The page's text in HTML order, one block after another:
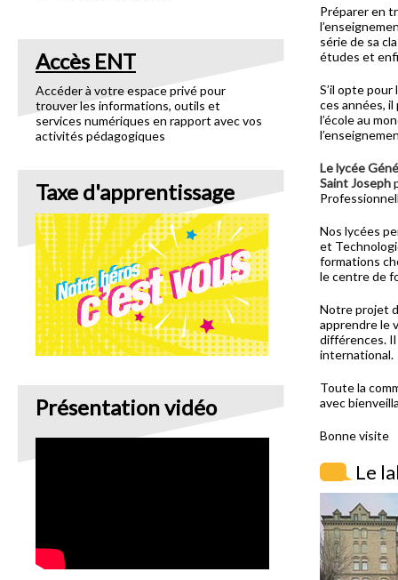
Accès ENT
Accéder à votre espace privé pour
trouver les informations, outils et
services numériques en rapport avec vos
activités pédagogiques
Taxe d'apprentissage
Présentation vidéo
Préparer en
série de sa
études et
S’il opte
ces années,
l’école au
Le lycée
Saint Joseph
Nos lycées
et
formations
le centre de
Notre projet
apprendre le
différences. Il
international.
Toute la
avec
Bonne visite
Le